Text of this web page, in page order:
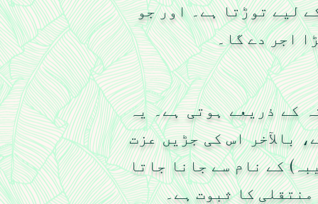
لیے توڑتا ہے۔ اور جو
اجر دے گا۔
کے ذریعے ہوتی ہے۔ یہ
بالآخر اس کی جڑیں عزت
کے نام سے جانا جاتا
کا ثبوت ہے۔